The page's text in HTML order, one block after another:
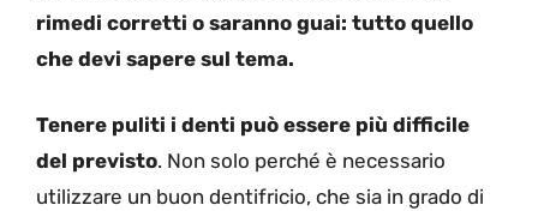
rimedi corretti o saranno guai: tutto quello
che devi sapere sul tema.
Tenere puliti i denti può essere più difficile
del previsto. Non solo perché è necessario
utilizzare un buon dentifricio, che sia in grado di